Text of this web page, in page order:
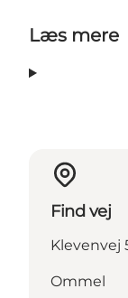
Læs mere
Find vej
Klevenvej
Ommel